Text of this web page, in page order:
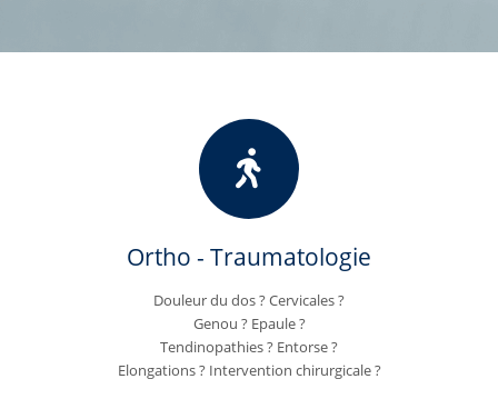
Ortho - Traumatologie
Douleur du dos ? Cervicales ?
Genou ? Epaule ?
Tendinopathies ? Entorse ?
Elongations ? Intervention chirurgicale ?